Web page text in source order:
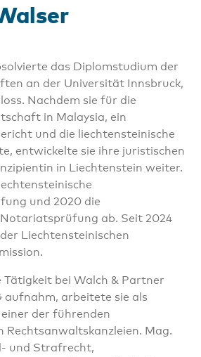
das Diplomstudium der
an der Universität Innsbruck,
Nachdem sie für die
in Malaysia, ein
und die liechtensteinische
entwickelte sie ihre juristischen
in Liechtenstein weiter.
und 2020 die
Notariatsprüfung ab. Seit 2024
Liechtensteinischen
Tätigkeit bei Walch & Partner
aufnahm, arbeitete sie als
der führenden
Rechtsanwaltskanzleien. Mag.
und Strafrecht,